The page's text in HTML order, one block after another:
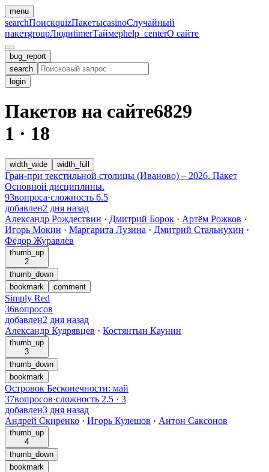
menu
searchПоискquizПакетыcasinoСлучайный
пакетgroupЛюдиtimerТаймерhelp_centerО сайте
bug_report
search
login
Пакетов на сайте6829
1 · 18
width_wide width_full
Гран-при текстильной столицы (Иваново) – 2026. Пакет
Основной дисциплины.
93вопроса·сложность 6.5
добавлен2 дня назад
Александр Рождествин · Дмитрий Борок · Артём Рожков ·
Игорь Мокин · Маргарита Лузина · Дмитрий Стальнухин ·
Фёдор Журавлёв
thumb_up
2
thumb_down
bookmark
comment
Simply Red
36вопросов
добавлен2 дня назад
Александр Кудрявцев · Костянтын Каунин
thumb_up
3
thumb_down
bookmark
Островок Бесконечности: май
37вопросов·сложность 2.5 · 3
добавлен3 дня назад
Андрей Скиренко · Игорь Кулешов · Антон Саксонов
thumb_up
4
thumb_down
bookmark